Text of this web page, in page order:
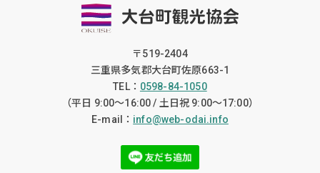
〒519-2404
三重県多気郡大台町佐原663-1
TEL： 0598-84-1050
（平日 9:00〜16:00 / 土日祝 9:00〜17:00）
E-mail： info@web-odai.info